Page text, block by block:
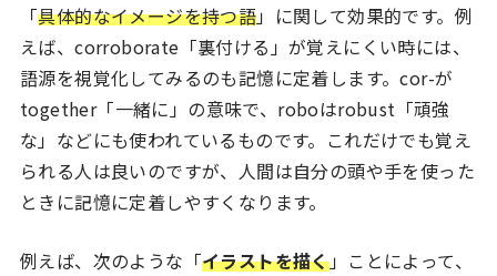
「具体的なイメージを持つ語」に関して効果的です。例
えば、corroborate「裏付ける」が覚えにくい時には、
語源を視覚化してみるのも記憶に定着します。cor-が
together「一緒に」の意味で、roboはrobust「頑強
な」などにも使われているものです。これだけでも覚え
られる人は良いのですが、人間は自分の頭や手を使った
ときに記憶に定着しやすくなります。
例えば、次のような「イラストを描く」ことによって、